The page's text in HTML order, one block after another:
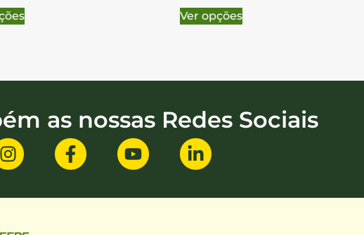
Ver opções
as nossas Redes Sociais